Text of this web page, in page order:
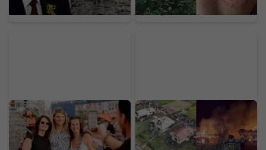
pľuzgiere
Nájdeš sa na našich
fotkách? Toto je
LOVESTREAM deň druhý
očami našej redakcie
Nočný požiar na
Horehroní spálil 10
stavieb: Hasiči priamo na
mieste odhalili podozrivú